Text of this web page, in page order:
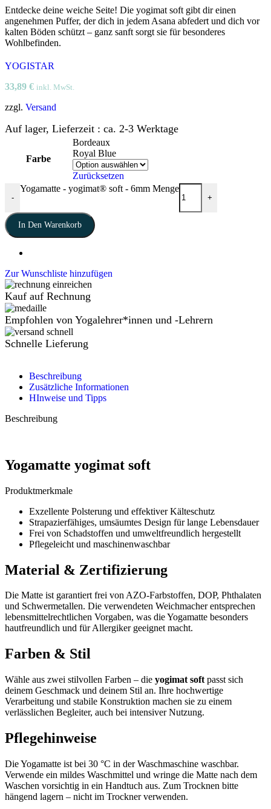
Entdecke deine weiche Seite! Die yogimat soft gibt dir einen
angenehmen Puffer, der dich in jedem Asana abfedert und dich vor
kalten Böden schützt – ganz sanft sorgt sie für besonderes
Wohlbefinden.
YOGISTAR
33,89 € inkl. MwSt.
zzgl. Versand
Auf lager, Lieferzeit : ca. 2-3 Werktage
Farbe
Bordeaux
Royal Blue
Zurücksetzen
-
Yogamatte - yogimat® soft - 6mm Menge
+
In Den Warenkorb
Zur Wunschliste hinzufügen
Kauf auf Rechnung
Empfohlen von Yogalehrer*innen und -Lehrern
Schnelle Lieferung
Beschreibung
Zusätzliche Informationen
HInweise und Tipps
Beschreibung
Yogamatte yogimat soft
Produktmerkmale
Exzellente Polsterung und effektiver Kälteschutz
Strapazierfähiges, umsäumtes Design für lange Lebensdauer
Frei von Schadstoffen und umweltfreundlich hergestellt
Pflegeleicht und maschinenwaschbar
Material & Zertifizierung
Die Matte ist garantiert frei von AZO-Farbstoffen, DOP, Phthalaten
und Schwermetallen. Die verwendeten Weichmacher entsprechen
lebensmittelrechtlichen Vorgaben, was die Yogamatte besonders
hautfreundlich und für Allergiker geeignet macht.
Farben & Stil
Wähle aus zwei stilvollen Farben – die yogimat soft passt sich
deinem Geschmack und deinem Stil an. Ihre hochwertige
Verarbeitung und stabile Konstruktion machen sie zu einem
verlässlichen Begleiter, auch bei intensiver Nutzung.
Pflegehinweise
Die Yogamatte ist bei 30 °C in der Waschmaschine waschbar.
Verwende ein mildes Waschmittel und wringe die Matte nach dem
Waschen vorsichtig in ein Handtuch aus. Zum Trocknen bitte
hängend lagern – nicht im Trockner verwenden.